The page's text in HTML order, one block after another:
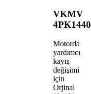
VKMV
4PK1440
Motorda
yardımcı
kayış
değişimi
için
Orjinal